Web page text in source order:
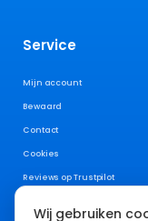
Service
Mijn account
Bewaard
Contact
Cookies
Reviews op Trustpilot
Wij gebruiken